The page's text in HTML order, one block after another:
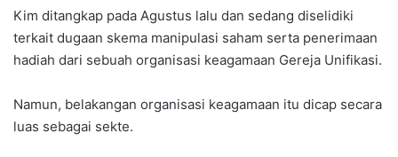
Kim ditangkap pada Agustus lalu dan sedang diselidiki
terkait dugaan skema manipulasi saham serta penerimaan
hadiah dari sebuah organisasi keagamaan Gereja Unifikasi.
Namun, belakangan organisasi keagamaan itu dicap secara
luas sebagai sekte.